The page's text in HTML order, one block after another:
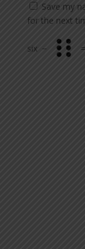
Save my
for the next
six − =